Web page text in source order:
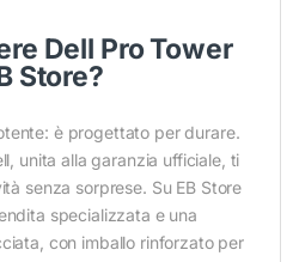
Dell Pro Tower
Store?
è progettato per durare.
unita alla garanzia ufficiale, ti
senza sorprese. Su EB Store
specializzata e una
con imballo rinforzato per